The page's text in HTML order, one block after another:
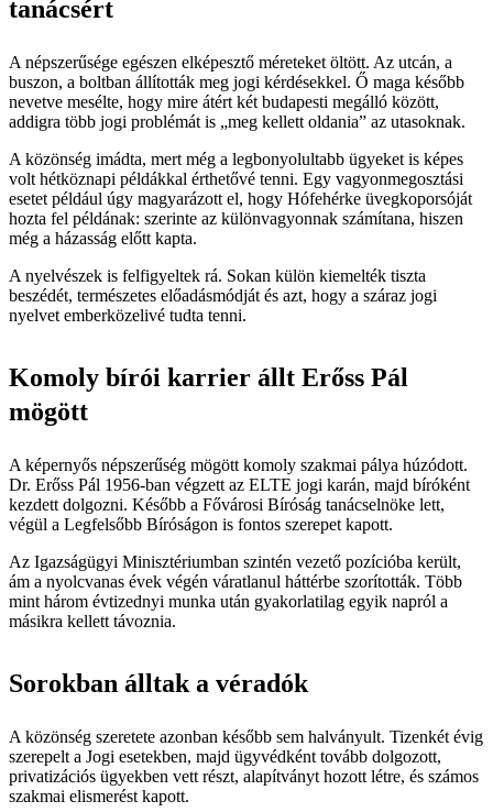
tanácsért
A népszerűsége egészen elképesztő méreteket öltött. Az utcán, a
buszon, a boltban állították meg jogi kérdésekkel. Ő maga később
nevetve mesélte, hogy mire átért két budapesti megálló között,
addigra több jogi problémát is „meg kellett oldania” az utasoknak.
A közönség imádta, mert még a legbonyolultabb ügyeket is képes
volt hétköznapi példákkal érthetővé tenni. Egy vagyonmegosztási
esetet például úgy magyarázott el, hogy Hófehérke üvegkoporsóját
hozta fel példának: szerinte az különvagyonnak számítana, hiszen
még a házasság előtt kapta.
A nyelvészek is felfigyeltek rá. Sokan külön kiemelték tiszta
beszédét, természetes előadásmódját és azt, hogy a száraz jogi
nyelvet emberközelivé tudta tenni.
Komoly bírói karrier állt Erőss Pál
mögött
A képernyős népszerűség mögött komoly szakmai pálya húzódott.
Dr. Erőss Pál 1956-ban végzett az ELTE jogi karán, majd bíróként
kezdett dolgozni. Később a Fővárosi Bíróság tanácselnöke lett,
végül a Legfelsőbb Bíróságon is fontos szerepet kapott.
Az Igazságügyi Minisztériumban szintén vezető pozícióba került,
ám a nyolcvanas évek végén váratlanul háttérbe szorították. Több
mint három évtizednyi munka után gyakorlatilag egyik napról a
másikra kellett távoznia.
Sorokban álltak a véradók
A közönség szeretete azonban később sem halványult. Tizenkét évig
szerepelt a Jogi esetekben, majd ügyvédként tovább dolgozott,
privatizációs ügyekben vett részt, alapítványt hozott létre, és számos
szakmai elismerést kapott.